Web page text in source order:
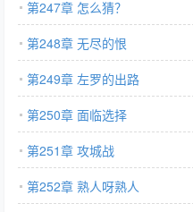
第247章 怎么猜？
第248章 无尽的恨
第249章 左罗的出路
第250章 面临选择
第251章 攻城战
第252章 熟人呀熟人